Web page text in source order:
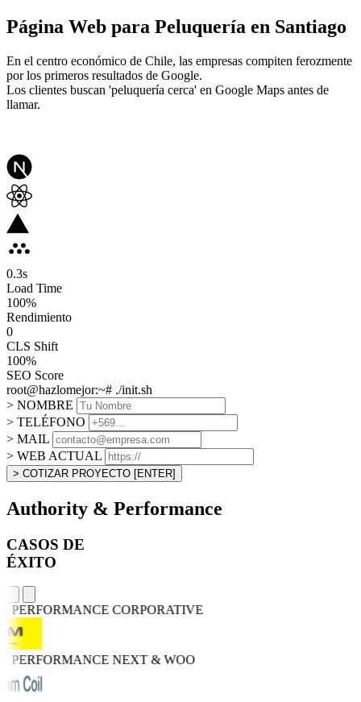
Página Web para Peluquería en Santiago
En el centro económico de Chile, las empresas compiten ferozmente
por los primeros resultados de Google.
Los clientes buscan 'peluquería cerca' en Google Maps antes de
llamar.
0.3s
Load Time
100%
Rendimiento
0
CLS Shift
100%
SEO Score
root@hazlomejor:~# ./init.sh
> NOMBRE
> TELÉFONO
> MAIL
> WEB ACTUAL
> COTIZAR PROYECTO [ENTER]
Authority & Performance
CASOS DE
ÉXITO
PERFORMANCECORPORATIVE
PERFORMANCENEXT & WOO